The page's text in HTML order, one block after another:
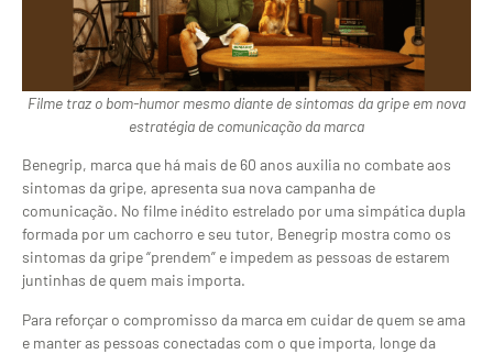
Filme traz o bom-humor mesmo diante de sintomas da gripe em nova
estratégia de comunicação da marca
Benegrip, marca que há mais de 60 anos auxilia no combate aos
sintomas da gripe, apresenta sua nova campanha de
comunicação. No filme inédito estrelado por uma simpática dupla
formada por um cachorro e seu tutor, Benegrip mostra como os
sintomas da gripe “prendem” e impedem as pessoas de estarem
juntinhas de quem mais importa.
Para reforçar o compromisso da marca em cuidar de quem se ama
e manter as pessoas conectadas com o que importa, longe da